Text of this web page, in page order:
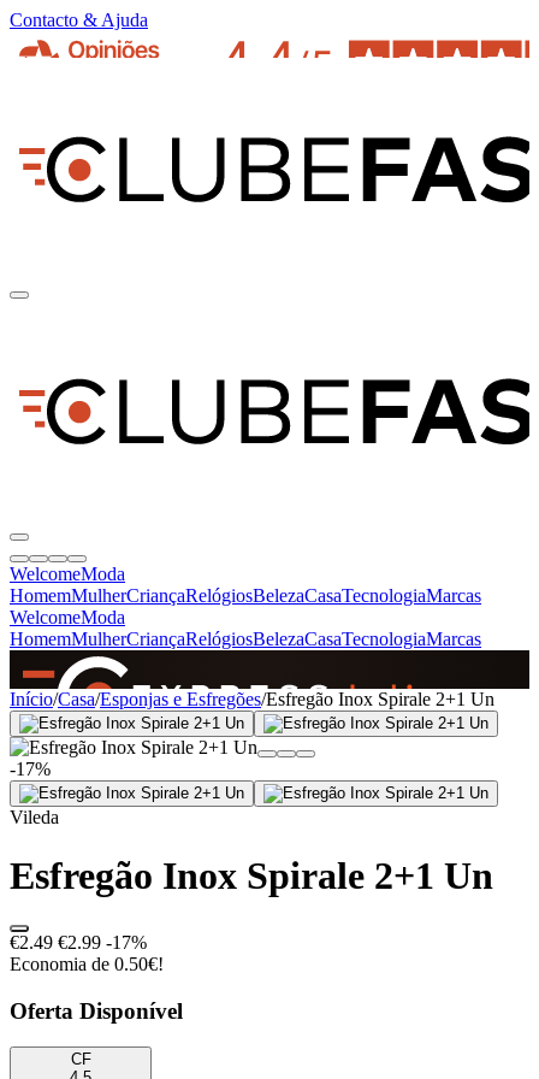
Contacto & Ajuda
WelcomeModa
HomemMulherCriançaRelógiosBelezaCasaTecnologiaMarcas
WelcomeModa
HomemMulherCriançaRelógiosBelezaCasaTecnologiaMarcas
SINCE 2005
+de 36.000 reviews
Início/Casa/Esponjas e Esfregões/Esfregão Inox Spirale 2+1 Un
-17%
Vileda
Esfregão Inox Spirale 2+1 Un
€2.49 €2.99 -17%
Economia de 0.50€!
Oferta Disponível
CF